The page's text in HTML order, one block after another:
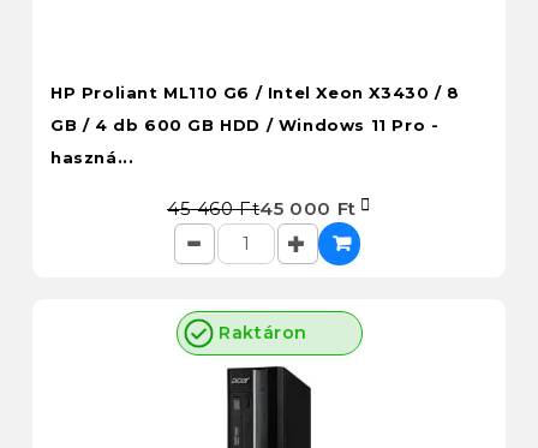
HP Proliant ML110 G6 / Intel Xeon X3430 / 8
GB / 4 db 600 GB HDD / Windows 11 Pro -
haszná...
45 460 Ft45 000 Ft
Raktáron